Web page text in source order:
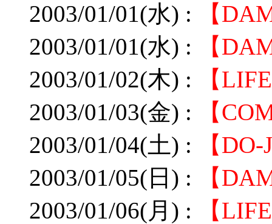
2003/01/01(水) :
【
2003/01/01(水) :
【
2003/01/02(木) :
【
2003/01/03(金) :
【
2003/01/04(土) :
【
2003/01/05(日) :
【
2003/01/06(月) :
【